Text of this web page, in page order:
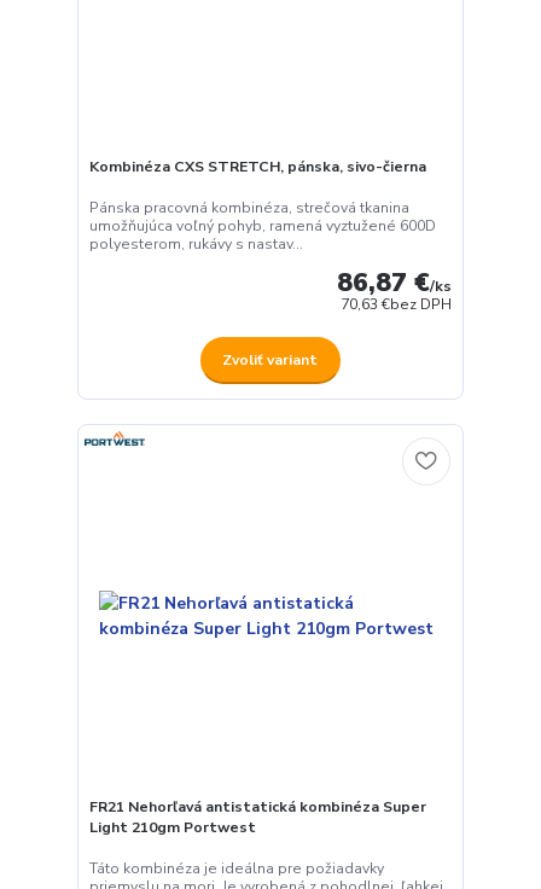
Kombinéza CXS STRETCH, pánska, sivo-čierna
Pánska pracovná kombinéza, strečová tkanina
umožňujúca voľný pohyb, ramená vyztužené 600D
polyesterom, rukávy s nastav...
86,87 €/ks
70,63 €bez DPH
Zvoliť variant
FR21 Nehorľavá antistatická kombinéza Super
Light 210gm Portwest
Táto kombinéza je ideálna pre požiadavky